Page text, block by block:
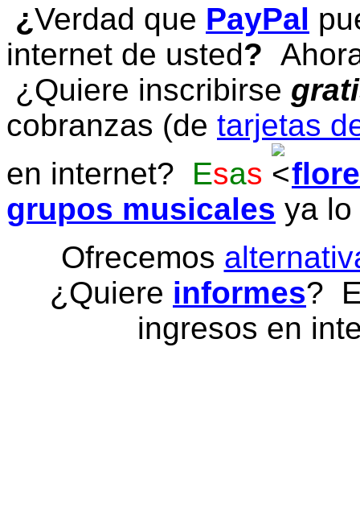
¿Verdad que PayPal
internet de usted?
¿Quiere inscribirse
cobranzas (de tarjetas
en internet? Esas
grupos musicales ya
Ofrecemos
¿Quiere informes?
ingresos en